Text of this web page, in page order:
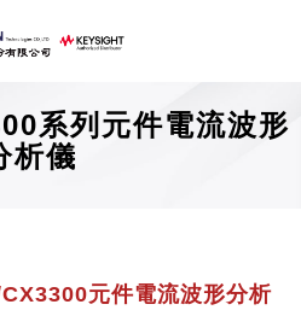
系列元件電流波形
析儀
元件電流波形分析